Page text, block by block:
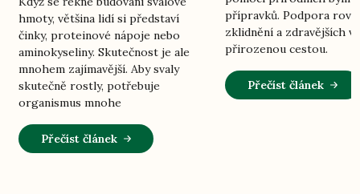
hmoty, většina lidí si představí
činky, proteinové nápoje nebo
aminokyseliny. Skutečnost je ale
mnohem zajímavější. Aby svaly
skutečně rostly, potřebuje
organismus mnohe
Přečíst článek
přípravků. Podpora
zklidnění a zdravějších
přirozenou cestou.
Přečíst článek